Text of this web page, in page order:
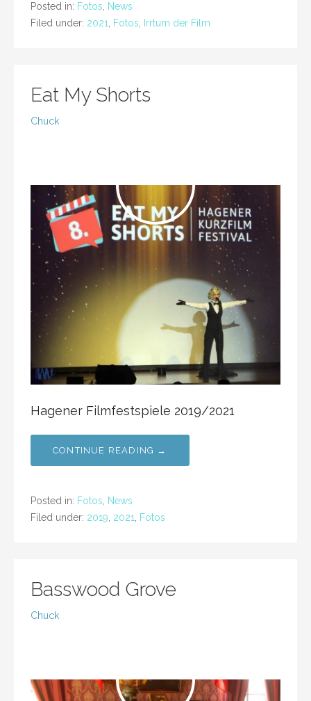
Posted in: Fotos, News
Filed under: 2021, Fotos, Irrtum der Film
Eat My Shorts
Chuck
Hagener Filmfestspiele 2019/2021
CONTINUE READING →
Posted in: Fotos
News
Filed under: 2019 2021 Fotos
Basswood Grove
Chuck